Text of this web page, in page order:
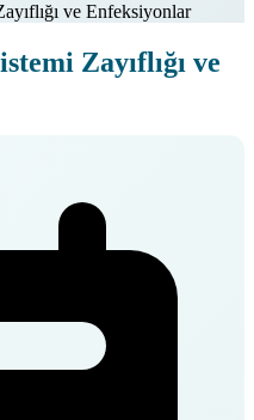
ve Enfeksiyonlar
Zayıflığı ve